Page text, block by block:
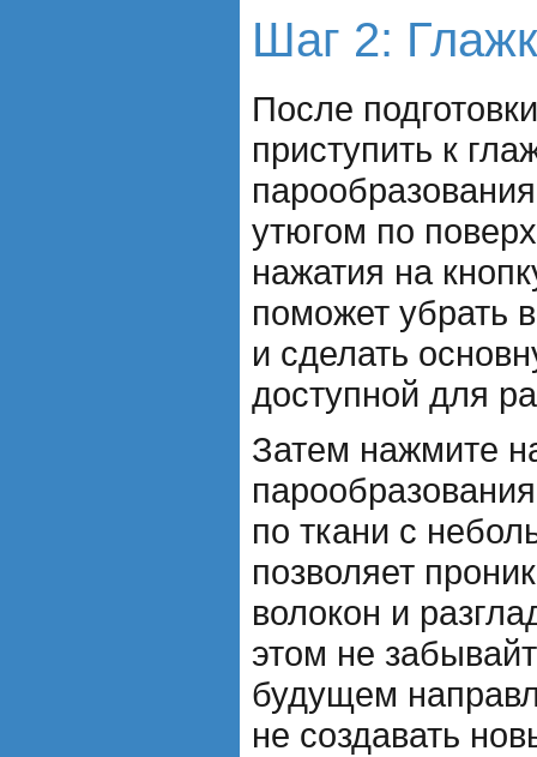
Шаг 2:
После
приступить к
утюгом по
нажатия на
поможет убрать
и сделать
доступной для
Затем нажмите
по ткани с
позволяет
волокон и
этом не
будущем
не создавать